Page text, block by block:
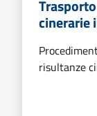
cinerarie
risultanze